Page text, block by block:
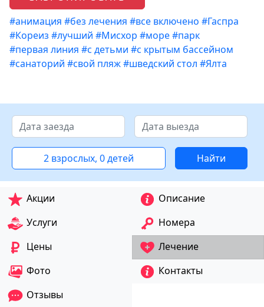
#анимация #без лечения #все включено #Гаспра
#Кореиз #лучший #Мисхор #море#парк
#первая линия #с детьми #с крытым бассейном
#санаторий #свой пляж#шведский стол #Ялта
2 взрослых, 0 детей Найти
Акции
Описание
Услуги
Номера
Цены
Лечение
Фото
Контакты
Отзывы